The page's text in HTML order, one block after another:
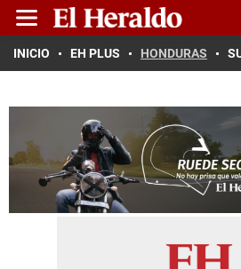
INICIO EH PLUS HONDURAS